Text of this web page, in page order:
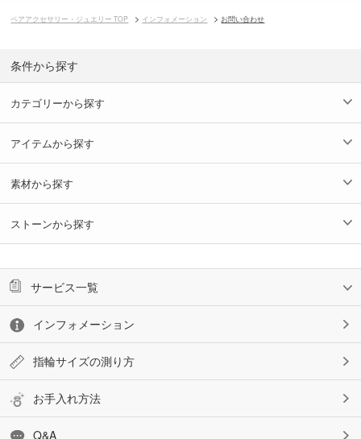
ペアアクセサリー・ジュエリー TOP インフォメーション お問い合わせ
条件から探す
カテゴリーから探す
アイテムから探す
素材から探す
ストーンから探す
サービス一覧
インフォメーション
指輪サイズの測り方
お手入れ方法
Q&A